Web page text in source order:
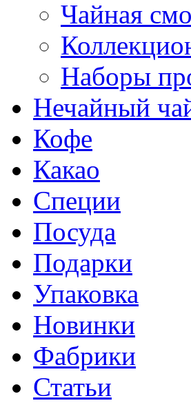
Чайная
Наборы
Нечайный
Кофе
Какао
Специи
Посуда
Подарки
Упаковка
Новинки
Фабрики
Статьи